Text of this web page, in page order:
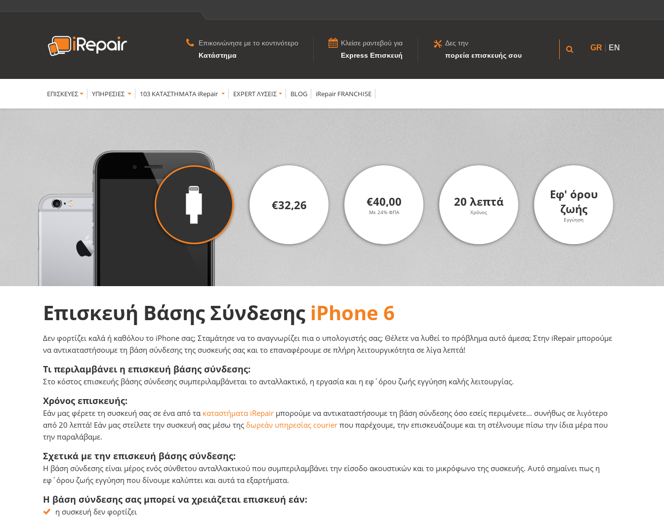
Επικοινώνησε με το κοντινότερο
Κατάστημα
Κλείσε ραντεβού για
Express Επισκευή
Δες την
πορεία επισκευής σου
GR EN
ΕΠΙΣΚΕΥΕΣ YΠΗΡΕΣΙΕΣ 103 ΚΑΤΑΣΤΗΜΑΤΑ iRepair EXPERT ΛΥΣΕΙΣ BLOG iRepair FRANCHISE
€32,26 €40,00
Με 24% ΦΠΑ
20 λεπτά
Χρόνος
Εφ' όρου
ζωής
Εγγύηση
Επισκευή Βάσης Σύνδεσης iPhone 6
Δεν φορτίζει καλά ή καθόλου το iPhone σας; Σταμάτησε να το αναγνωρίζει πια ο υπολογιστής σας; Θέλετε να λυθεί το πρόβλημα αυτό άμεσα; Στην iRepair μπορούμε
να αντικαταστήσουμε τη βάση σύνδεσης της συσκευής σας και το επαναφέρουμε σε πλήρη λειτουργικότητα σε λίγα λεπτά!
Τι περιλαμβάνει η επισκευή βάσης σύνδεσης:
Στο κόστος επισκευής βάσης σύνδεσης συμπεριλαμβάνεται το ανταλλακτικό, η εργασία και η εφ΄όρου ζωής εγγύηση καλής λειτουργίας.
Χρόνος επισκευής:
Εάν μας φέρετε τη συσκευή σας σε ένα από τα καταστήματα iRepair μπορούμε να αντικαταστήσουμε τη βάση σύνδεσης όσο εσείς περιμένετε… συνήθως σε λιγότερο
από 20 λεπτά! Εάν μας στείλετε την συσκευή σας μέσω της δωρεάν υπηρεσίας courier που παρέχουμε, την επισκευάζουμε και τη στέλνουμε πίσω την ίδια μέρα που
την παραλάβαμε.
Σχετικά με την επισκευή βάσης σύνδεσης:
Η βάση σύνδεσης είναι μέρος ενός σύνθετου ανταλλακτικού που συμπεριλαμβάνει την είσοδο ακουστικών και το μικρόφωνο της συσκευής. Αυτό σημαίνει πως η
εφ΄όρου ζωής εγγύηση που δίνουμε καλύπτει και αυτά τα εξαρτήματα.
Η βάση σύνδεσης σας μπορεί να χρειάζεται επισκευή εάν:
η συσκευή δεν φορτίζει